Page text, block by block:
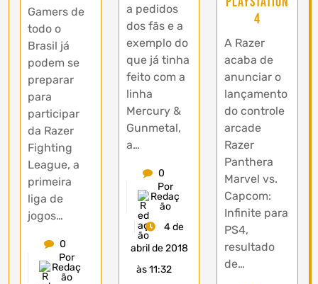
Gamers de
todo o
Brasil já
podem se
preparar
para
participar
da Razer
Fighting
League, a
primeira
liga de
jogos…
0
Por
Redaç
ão
a pedidos
dos fãs e a
exemplo do
que já tinha
feito com a
linha
Mercury &
Gunmetal,
a…
0
Por
Redaç
ão
4 de
abril de 2018
às 11:32
4
A Razer
acaba de
anunciar o
lançamento
do controle
arcade
Razer
Panthera
Marvel vs.
Capcom:
Infinite para
PS4,
resultado
de…